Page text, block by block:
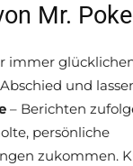
Mr.
immer
und
– Berichten
persönliche
zukommen.